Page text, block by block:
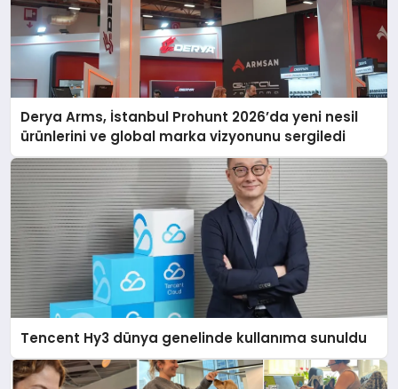
Derya Arms, İstanbul Prohunt 2026’da yeni nesil
ürünlerini ve global marka vizyonunu sergiledi
Tencent Hy3 dünya genelinde kullanıma sunuldu